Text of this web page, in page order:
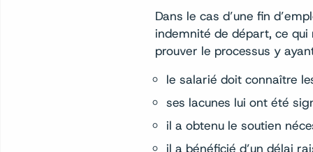
Dans le cas d’une fin
indemnité de départ, ce
prouver le processus y
le salarié doit connaître
ses lacunes lui ont été
il a obtenu le soutien
il a bénéficié d’un délai